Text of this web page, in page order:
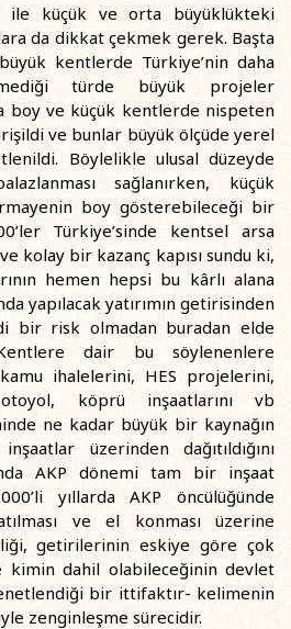
ile küçük ve orta büyüklükteki
da dikkat çekmek gerek. Başta
kentlerde Türkiye’nin daha
türde büyük projeler
ve küçük kentlerde nispeten
ve bunlar büyük ölçüde yerel
Böylelikle ulusal düzeyde
sağlanırken, küçük
boy gösterebileceği bir
Türkiye’sinde kentsel arsa
kolay bir kazanç kapısı sundu ki,
hemen hepsi bu kârlı alana
yapılacak yatırımın getirisinden
bir risk olmadan buradan elde
dair bu söylenenlere
ihalelerini, HES projelerini,
köprü inşaatlarını vb
ne kadar büyük bir kaynağın
üzerinden dağıtıldığını
AKP dönemi tam bir inşaat
yıllarda AKP öncülüğünde
ve el konması üzerine
getirilerinin eskiye göre çok
kimin dahil olabileceğinin devlet
bir ittifaktır- kelimenin
zenginleşme sürecidir.